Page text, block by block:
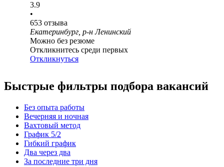
3.9
•
653 отзыва
Екатеринбург, р-н Ленинский
Можно без резюме
Откликнитесь среди первых
Откликнуться
Быстрые фильтры подбора вакансий
Без опыта работы
Вечерняя и ночная
Вахтовый метод
График 5/2
Гибкий график
Два через два
За последние три дня